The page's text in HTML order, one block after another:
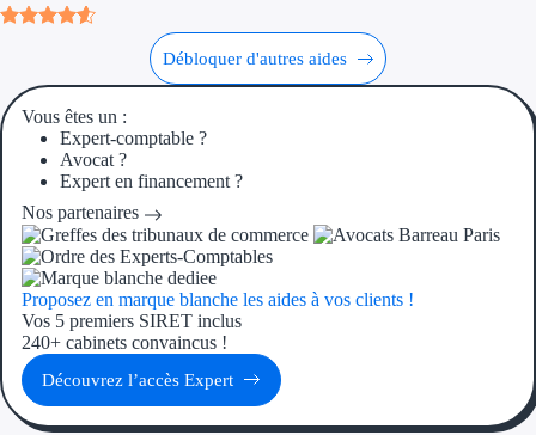
Débloquer d'autres aides
Vous êtes un :
Expert-comptable ?
Avocat ?
Expert en financement ?
Nos partenaires
Proposez en marque blanche les aides à vos clients !
Vos 5 premiers SIRET inclus
240+ cabinets convaincus !
Découvrez l’accès Expert